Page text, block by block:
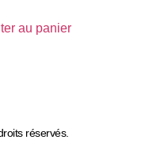
au panier
réservés.